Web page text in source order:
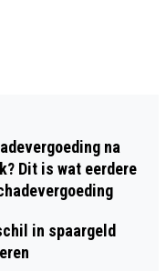
na
Dit is wat eerdere
in spaargeld